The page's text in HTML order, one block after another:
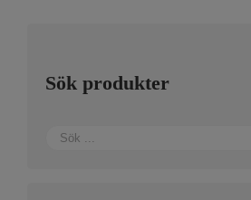
Sök produkter